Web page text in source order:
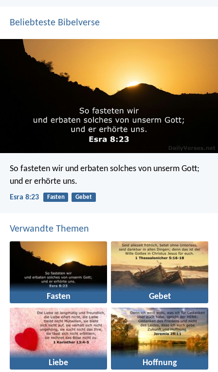
Beliebteste Bibelverse
So fasteten wir und erbaten solches von unserm Gott;
und er erhörte uns.
Esra 8:23 Fasten Gebet
Verwandte Themen
Fasten Gebet
Liebe Hoffnung